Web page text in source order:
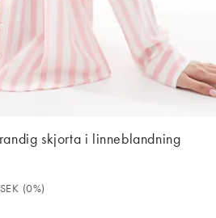
skjorta i linneblandning
bästa pris 339,15 SEK (0%). Då
(0%)